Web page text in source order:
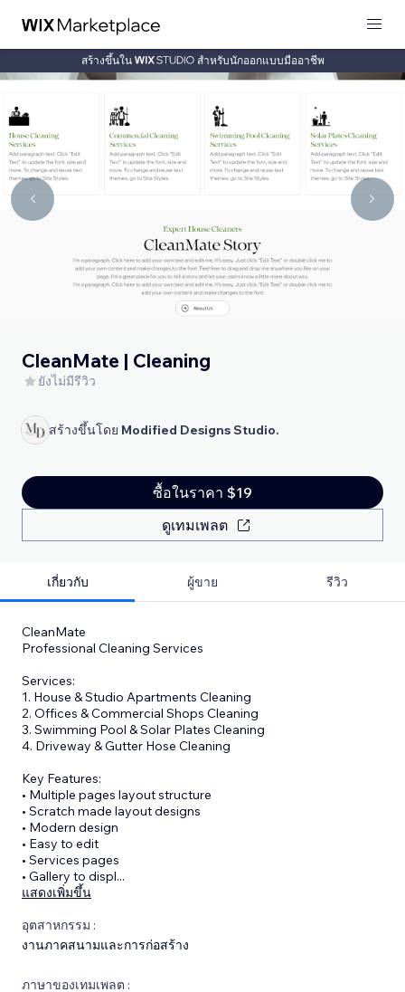
สร้างขึ้นใน สำหรับนักออกแบบมืออาชีพ
CleanMate | Cleaning
ยังไม่มีรีวิว
สร้างขึ้นโดย Modified Designs Studio.
ซื้อในราคา $19
ดูเทมเพลต
เกี่ยวกับ ผู้ขาย รีวิว
CleanMate
Professional Cleaning Services
Services:
1. House & Studio Apartments Cleaning
2. Offices & Commercial Shops Cleaning
3. Swimming Pool & Solar Plates Cleaning
4. Driveway & Gutter Hose Cleaning
Key Features:
• Multiple pages layout structure
• Scratch made layout designs
• Modern design
• Easy to edit
• Services pages
• Gallery to displ...
แสดงเพิ่มขึ้น
อุตสาหกรรม :
งานภาคสนามและการก่อสร้าง
ภาษาของเทมเพลต :